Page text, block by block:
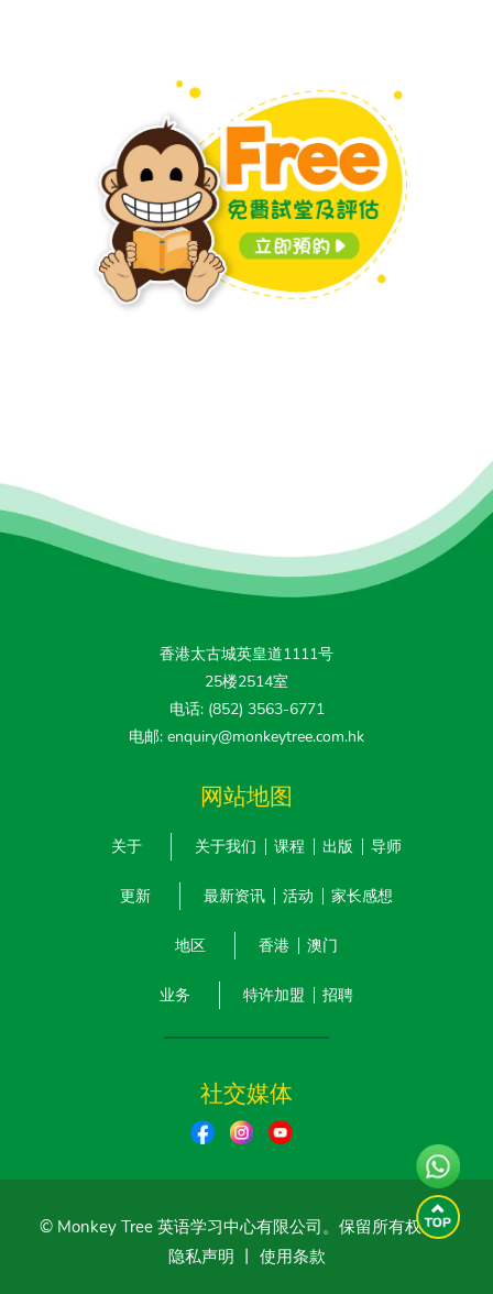
香港太古城英皇道1111号
25楼2514室
电话: (852) 3563-6771
电邮: enquiry@monkeytree.com.hk
网站地图
关于 关于我们 课程 出版 导师
更新 最新资讯 活动 家长感想
地区 香港 澳门
业务 特许加盟 招聘
社交媒体
© Monkey Tree 英语学习中心有限公司。保留所有权利。
隐私声明
使用条款